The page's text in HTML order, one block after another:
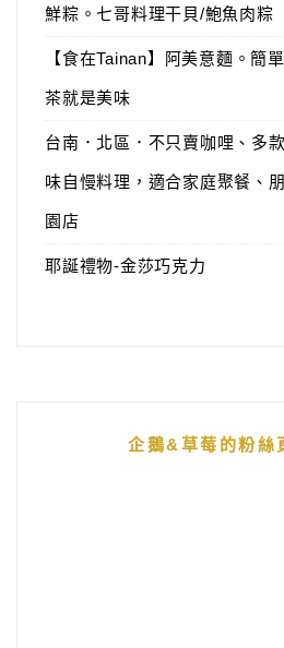
鮮粽。七哥料理干貝/鮑魚肉粽
【食在Tainan】阿美意麵。簡
茶就是美味
台南．北區．不只賣咖哩、多
味自慢料理，適合家庭聚餐、
園店
耶誕禮物-金莎巧克力
企鵝&草莓的粉絲